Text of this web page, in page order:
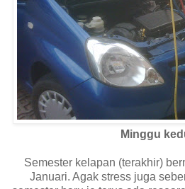
Minggu
Semester kelapan (terakhir)
Januari. Agak stress juga